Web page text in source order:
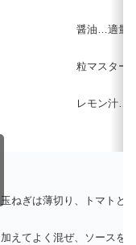
醤油…適量※
粒マスター
レモン汁…
ねぎは薄切り、トマトと
えてよく混ぜ、ソースを